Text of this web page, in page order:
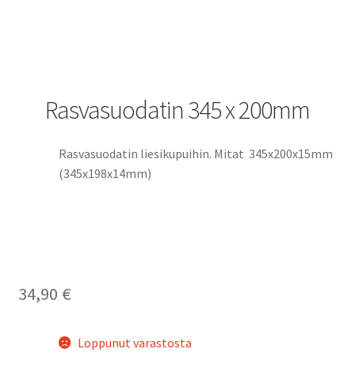
Rasvasuodatin 345 x 200mm
Rasvasuodatin liesikupuihin. Mitat 345x200x15mm
(345x198x14mm)
34,90 €
Loppunut varastosta